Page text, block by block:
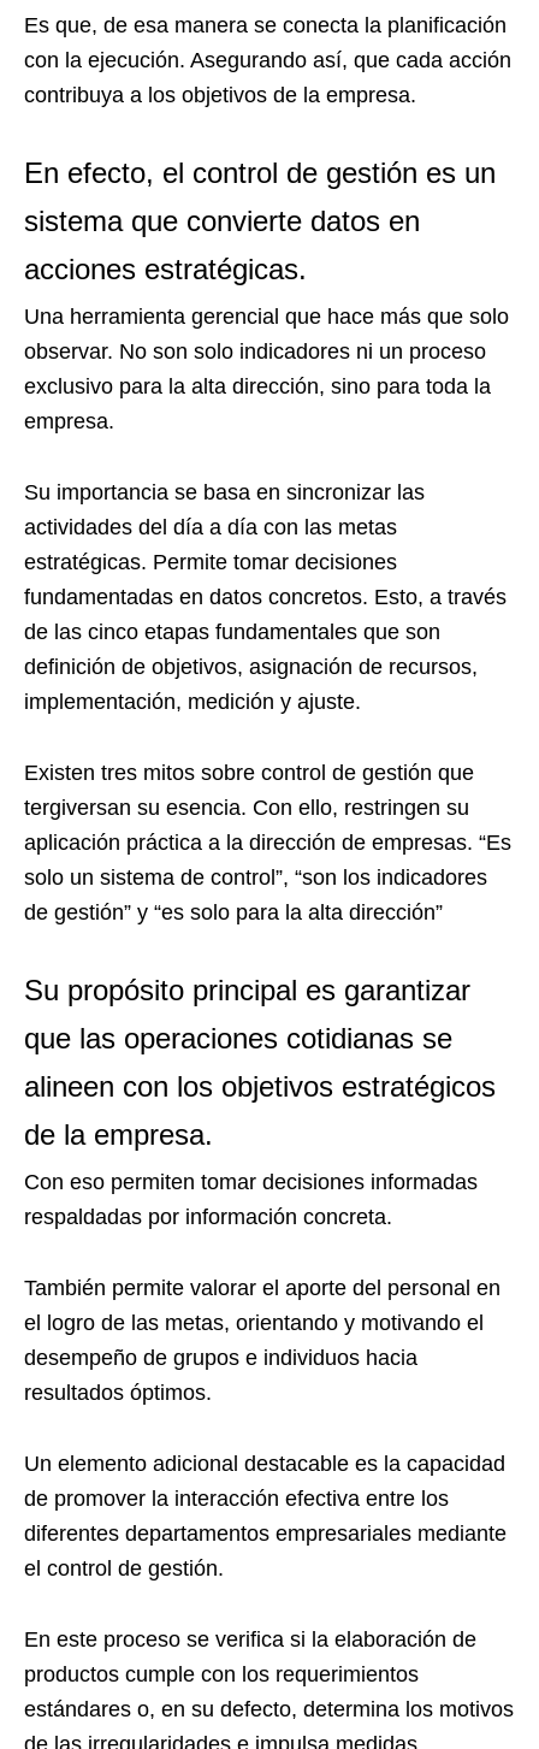
Es que, de esa manera se conecta la planificación
con la ejecución. Asegurando así, que cada acción
contribuya a los objetivos de la empresa.
En efecto, el control de gestión es un
sistema que convierte datos en
acciones estratégicas.
Una herramienta gerencial que hace más que solo
observar. No son solo indicadores ni un proceso
exclusivo para la alta dirección, sino para toda la
empresa.
Su importancia se basa en sincronizar las
actividades del día a día con las metas
estratégicas. Permite tomar decisiones
fundamentadas en datos concretos. Esto, a través
de las cinco etapas fundamentales que son
definición de objetivos, asignación de recursos,
implementación, medición y ajuste.
Existen tres mitos sobre control de gestión que
tergiversan su esencia. Con ello, restringen su
aplicación práctica a la dirección de empresas. “Es
solo un sistema de control”, “son los indicadores
de gestión” y “es solo para la alta dirección”
Su propósito principal es garantizar
que las operaciones cotidianas se
alineen con los objetivos estratégicos
de la empresa.
Con eso permiten tomar decisiones informadas
respaldadas por información concreta.
También permite valorar el aporte del personal en
el logro de las metas, orientando y motivando el
desempeño de grupos e individuos hacia
resultados óptimos.
Un elemento adicional destacable es la capacidad
de promover la interacción efectiva entre los
diferentes departamentos empresariales mediante
el control de gestión.
En este proceso se verifica si la elaboración de
productos cumple con los requerimientos
estándares o, en su defecto, determina los motivos
de las irregularidades e impulsa medidas